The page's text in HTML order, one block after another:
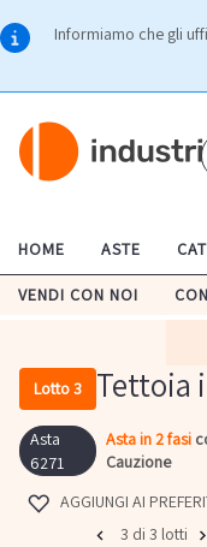
Informiamo che gli
HOME ASTE
VENDI CON NOI
Lotto 3 Tettoia
Asta
6271
Asta in 2 fasi
Cauzione
AGGIUNGI AI
3 di 3 lotti